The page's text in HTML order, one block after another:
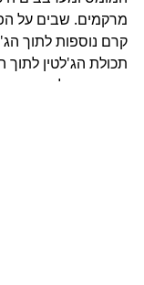
קרם נוספות לתוך
תכולת הג'לטין לתוך
קצרות רק לאיחוד.